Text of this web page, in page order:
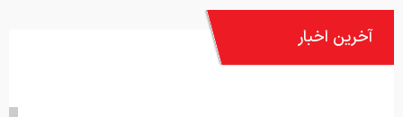
آخرین اخبار